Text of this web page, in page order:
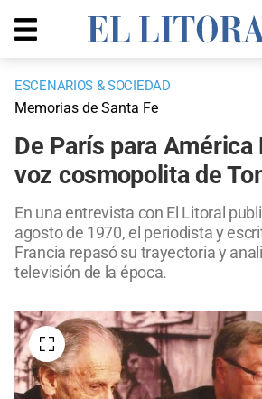
ESCENARIOS & SOCIEDAD
Memorias de Santa Fe
De París para América
voz cosmopolita de
En una entrevista con El Litoral
agosto de 1970, el periodista y
Francia repasó su trayectoria y
televisión de la época.